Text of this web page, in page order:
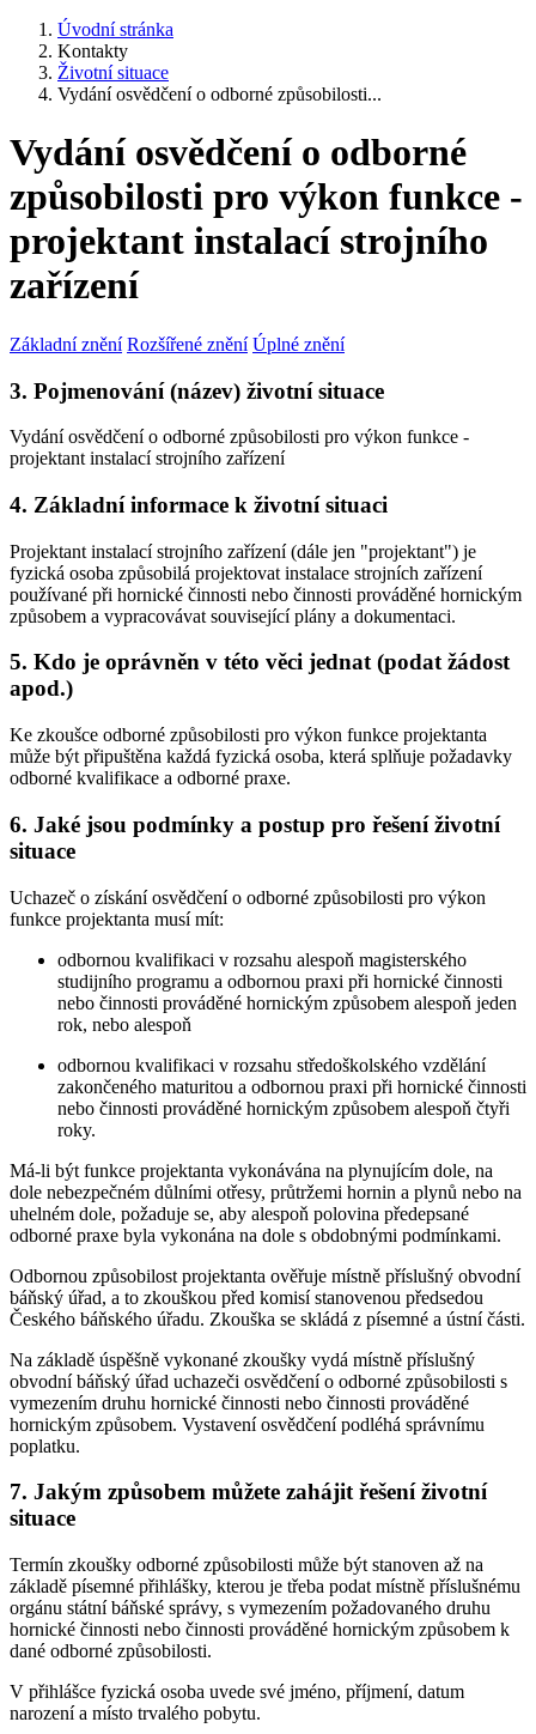
Úvodní stránka
Kontakty
Životní situace
Vydání osvědčení o odborné způsobilosti...
Vydání osvědčení o odborné
způsobilosti pro výkon funkce -
projektant instalací strojního
zařízení
Základní znění Rozšířené znění Úplné znění
3. Pojmenování (název) životní situace
Vydání osvědčení o odborné způsobilosti pro výkon funkce -
projektant instalací strojního zařízení
4. Základní informace k životní situaci
Projektant instalací strojního zařízení (dále jen "projektant") je
fyzická osoba způsobilá projektovat instalace strojních zařízení
používané při hornické činnosti nebo činnosti prováděné hornickým
způsobem a vypracovávat související plány a dokumentaci.
5. Kdo je oprávněn v této věci jednat (podat žádost
apod.)
Ke zkoušce odborné způsobilosti pro výkon funkce projektanta
může být připuštěna každá fyzická osoba, která splňuje požadavky
odborné kvalifikace a odborné praxe.
6. Jaké jsou podmínky a postup pro řešení životní
situace
Uchazeč o získání osvědčení o odborné způsobilosti pro výkon
funkce projektanta musí mít:
odbornou kvalifikaci v rozsahu alespoň magisterského
studijního programu a odbornou praxi při hornické činnosti
nebo činnosti prováděné hornickým způsobem alespoň jeden
rok, nebo alespoň
odbornou kvalifikaci v rozsahu středoškolského vzdělání
zakončeného maturitou a odbornou praxi při hornické činnosti
nebo činnosti prováděné hornickým způsobem alespoň čtyři
roky.
Má-li být funkce projektanta vykonávána na plynujícím dole, na
dole nebezpečném důlními otřesy, průtržemi hornin a plynů nebo na
uhelném dole, požaduje se, aby alespoň polovina předepsané
odborné praxe byla vykonána na dole s obdobnými podmínkami.
Odbornou způsobilost projektanta ověřuje místně příslušný obvodní
báňský úřad, a to zkouškou před komisí stanovenou předsedou
Českého báňského úřadu. Zkouška se skládá z písemné a ústní části.
Na základě úspěšně vykonané zkoušky vydá místně příslušný
obvodní báňský úřad uchazeči osvědčení o odborné způsobilosti s
vymezením druhu hornické činnosti nebo činnosti prováděné
hornickým způsobem. Vystavení osvědčení podléhá správnímu
poplatku.
7. Jakým způsobem můžete zahájit řešení životní
situace
Termín zkoušky odborné způsobilosti může být stanoven až na
základě písemné přihlášky, kterou je třeba podat místně příslušnému
orgánu státní báňské správy, s vymezením požadovaného druhu
hornické činnosti nebo činnosti prováděné hornickým způsobem k
dané odborné způsobilosti.
V přihlášce fyzická osoba uvede své jméno, příjmení, datum
narození a místo trvalého pobytu.